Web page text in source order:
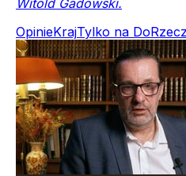
OpinieKrajTylko na